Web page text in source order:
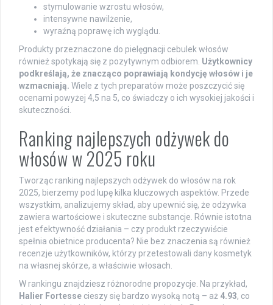
stymulowanie wzrostu włosów,
intensywne nawilżenie,
wyraźną poprawę ich wyglądu.
Produkty przeznaczone do pielęgnacji cebulek włosów
również spotykają się z pozytywnym odbiorem. Użytkownicy
podkreślają, że znacząco poprawiają kondycję włosów i je
wzmacniają. Wiele z tych preparatów może poszczycić się
ocenami powyżej 4,5 na 5, co świadczy o ich wysokiej jakości i
skuteczności.
Ranking najlepszych odżywek do
włosów w 2025 roku
Tworząc ranking najlepszych odżywek do włosów na rok
2025, bierzemy pod lupę kilka kluczowych aspektów. Przede
wszystkim, analizujemy skład, aby upewnić się, że odżywka
zawiera wartościowe i skuteczne substancje. Równie istotna
jest efektywność działania – czy produkt rzeczywiście
spełnia obietnice producenta? Nie bez znaczenia są również
recenzje użytkowników, którzy przetestowali dany kosmetyk
na własnej skórze, a właściwie włosach.
W rankingu znajdziesz różnorodne propozycje. Na przykład,
Halier Fortesse cieszy się bardzo wysoką notą – aż 4.93, co